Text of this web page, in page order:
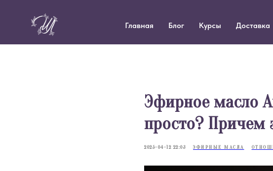
Главная Блог Курсы Доставка
Эфирное масло
просто? Причем
2025-04-12 22:03 ЭФИРНЫЕ МАСЛА